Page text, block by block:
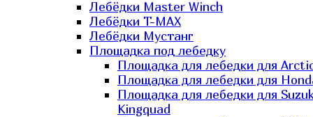
Лебёдки Master Winch
Лебёдки T-MAX
Лебёдки Мустанг
Площадка под лебедку
Площадка для лебедки для
Площадка для лебедки для
Площадка для лебедки для
Kingquad